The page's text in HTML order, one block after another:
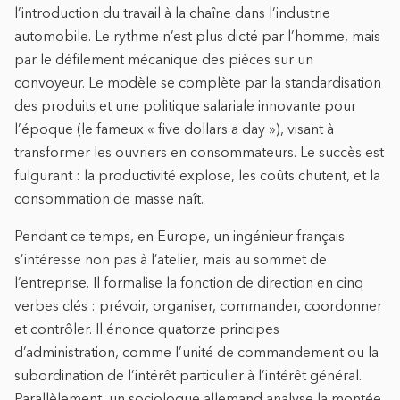
l’introduction du travail à la chaîne dans l’industrie
automobile. Le rythme n’est plus dicté par l’homme, mais
par le défilement mécanique des pièces sur un
convoyeur. Le modèle se complète par la standardisation
des produits et une politique salariale innovante pour
l’époque (le fameux « five dollars a day »), visant à
transformer les ouvriers en consommateurs. Le succès est
fulgurant : la productivité explose, les coûts chutent, et la
consommation de masse naît.
Pendant ce temps, en Europe, un ingénieur français
s’intéresse non pas à l’atelier, mais au sommet de
l’entreprise. Il formalise la fonction de direction en cinq
verbes clés : prévoir, organiser, commander, coordonner
et contrôler. Il énonce quatorze principes
d’administration, comme l’unité de commandement ou la
subordination de l’intérêt particulier à l’intérêt général.